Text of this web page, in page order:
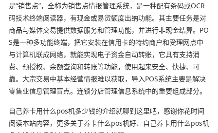
是“销售点”，全称为销售点情报管理系统，是一种配有条码或OCR
码技术终端阅读器，有现金或易货额度出纳功能。其主要任务是对
商品与媒体交易提供数据服务和管理功能，并进行非现金结算。PO
S是一种多功能终端，把它安装在信用卡的特约商户和受理网点中
与计算机联成网络，就能实现电子资金自动转账，它具有支持消
费、预授权、余额查询和转账等功能，使用起来安全、快捷、可
靠。大宗交易中基本经营情报难以获取，导入POS系统主要是解决
零售业信息管理盲点。连锁分店管理信息系统中的重要组成部分。
自己养卡用什么pos机多少钱的介绍就聊到这里吧，感谢你花时间
阅读本站内容，更多关于养卡什么pos机好、自己养卡用什么pos机